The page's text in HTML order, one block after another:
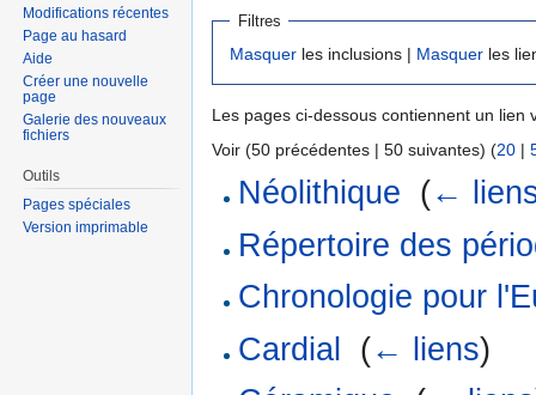
Filtres
Masquer les inclusions | Masquer les
Les pages ci-dessous contiennent un lien
Voir (50 précédentes | 50 suivantes) (20 |
Néolithique (←
Répertoire des
Chronologie pour
Cardial
(← liens)
Modifications récentes
Page au hasard
Aide
Créer une nouvelle
page
Galerie des nouveaux
fichiers
Outils
Pages spéciales
Version imprimable